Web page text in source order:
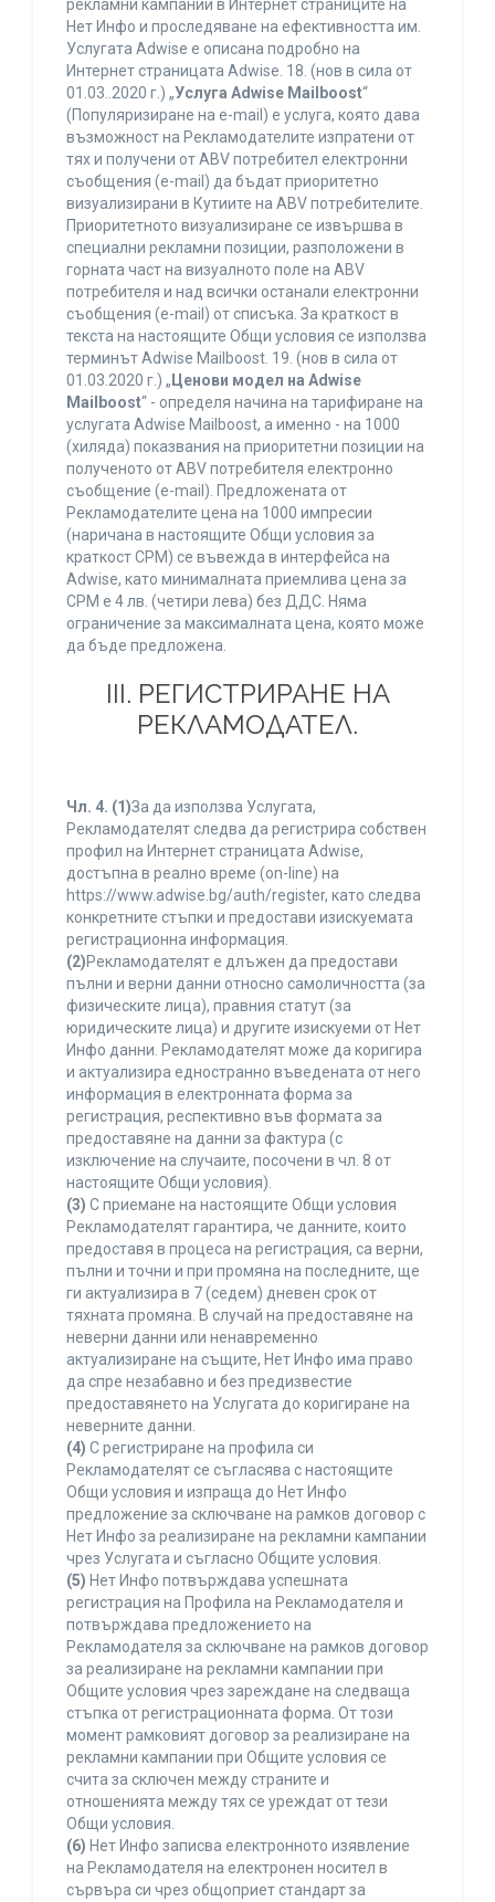
рекламни кампании в Интернет страниците на
Нет Инфо и проследяване на ефективността им.
Услугата Adwise е описана подробно на
Интернет страницата Adwise. 18. (нов в сила от
01.03..2020 г.) „Услуга Adwise Mailboost“
(Популяризиране на e-mail) е услуга, която дава
възможност на Рекламодателите изпратени от
тях и получени от ABV потребител електронни
съобщения (e-mail) да бъдат приоритетно
визуализирани в Кутиите на ABV потребителите.
Приоритетното визуализиране се извършва в
специални рекламни позиции, разположени в
горната част на визуалното поле на ABV
потребителя и над всички останали електронни
съобщения (e-mail) от списъка. За краткост в
текста на настоящите Общи условия се използва
терминът Adwise Mailboost. 19. (нов в сила от
01.03.2020 г.) „ Ценови модел на Adwise
Mailboost“ - определя начина на тарифиране на
услугата Adwise Mailboost, а именно - на 1000
(хиляда) показвания на приоритетни позиции на
полученото от ABV потребителя електронно
съобщение (e-mail). Предложената от
Рекламодателите цена на 1000 импресии
(наричана в настоящите Общи условия за
краткост CPM) се въвежда в интерфейса на
Adwise, като минималната приемлива цена за
CPM е 4 лв. (четири лева) без ДДС. Няма
ограничение за максималната цена, която може
да бъде предложена.
ІІІ. РЕГИСТРИРАНЕ НА
РЕКЛАМОДАТЕЛ.
Чл. 4. (1)За да използва Услугата,
Рекламодателят следва да регистрира собствен
профил на Интернет страницата Adwise,
достъпна в реално време (on-line) на
https://www.adwise.bg/auth/register, като следва
конкретните стъпки и предостави изискуемата
регистрационна информация.
(2)Рекламодателят е длъжен да предостави
пълни и верни данни относно самоличността (за
физическите лица), правния статут (за
юридическите лица) и другите изискуеми от Нет
Инфо данни. Рекламодателят може да коригира
и актуализира едностранно въведената от него
информация в електронната форма за
регистрация, респективно във формата за
предоставяне на данни за фактура (с
изключение на случаите, посочени в чл. 8 от
настоящите Общи условия).
(3) С приемане на настоящите Общи условия
Рекламодателят гарантира, че данните, които
предоставя в процеса на регистрация, са верни,
пълни и точни и при промяна на последните, ще
ги актуализира в 7 (седем) дневен срок от
тяхната промяна. В случай на предоставяне на
неверни данни или ненавременно
актуализиране на същите, Нет Инфо има право
да спре незабавно и без предизвестие
предоставянето на Услугата до коригиране на
неверните данни.
(4) С регистриране на профила си
Рекламодателят се съгласява с настоящите
Общи условия и изпраща до Нет Инфо
предложение за сключване на рамков договор с
Нет Инфо за реализиране на рекламни кампании
чрез Услугата и съгласно Общите условия.
(5) Нет Инфо потвърждава успешната
регистрация на Профила на Рекламодателя и
потвърждава предложението на
Рекламодателя за сключване на рамков договор
за реализиране на рекламни кампании при
Общите условия чрез зареждане на следваща
стъпка от регистрационната форма. От този
момент рамковият договор за реализиране на
рекламни кампании при Общите условия се
счита за сключен между страните и
отношенията между тях се уреждат от тези
Общи условия.
(6) Нет Инфо записва електронното изявление
на Рекламодателя на електронен носител в
сървъра си чрез общоприет стандарт за